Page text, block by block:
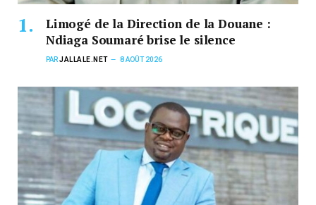
Limogé de la Direction de la Douane :
Ndiaga Soumaré brise le silence
PARJALLALE.NET 8 AOÛT 2026